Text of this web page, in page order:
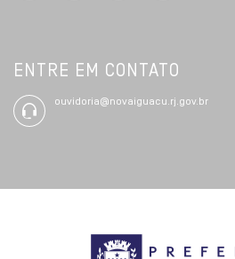
ENTRE EM CONTATO
ouvidoria@novaiguacu.rj.gov.br